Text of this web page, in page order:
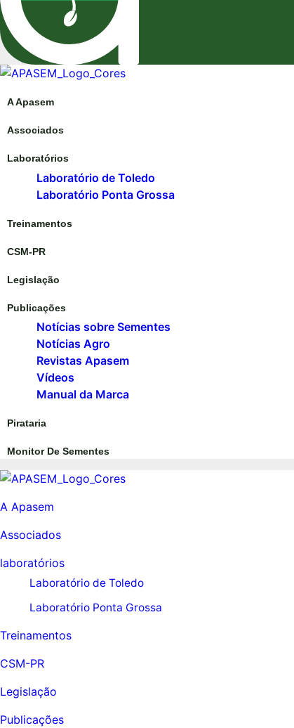
A Apasem
Associados
Laboratórios
Laboratório de Toledo
Laboratório Ponta Grossa
Treinamentos
CSM-PR
Legislação
Publicações
Notícias sobre Sementes
Notícias Agro
Revistas Apasem
Vídeos
Manual da Marca
Pirataria
Monitor De Sementes
A Apasem
Associados
laboratórios
Laboratório de Toledo
Laboratório Ponta Grossa
Treinamentos
CSM-PR
Legislação
Publicações